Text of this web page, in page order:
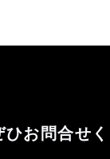
お問合せ